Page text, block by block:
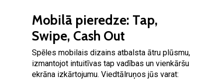
Mobilā pieredze: Tap,
Swipe, Cash Out
Spēles mobilais dizains atbalsta ātru plūsmu,
izmantojot intuitīvas tap vadības un vienkāršu
ekrāna izkārtojumu. Viedtālruņos jūs varat: